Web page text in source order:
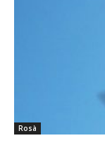
Rosà